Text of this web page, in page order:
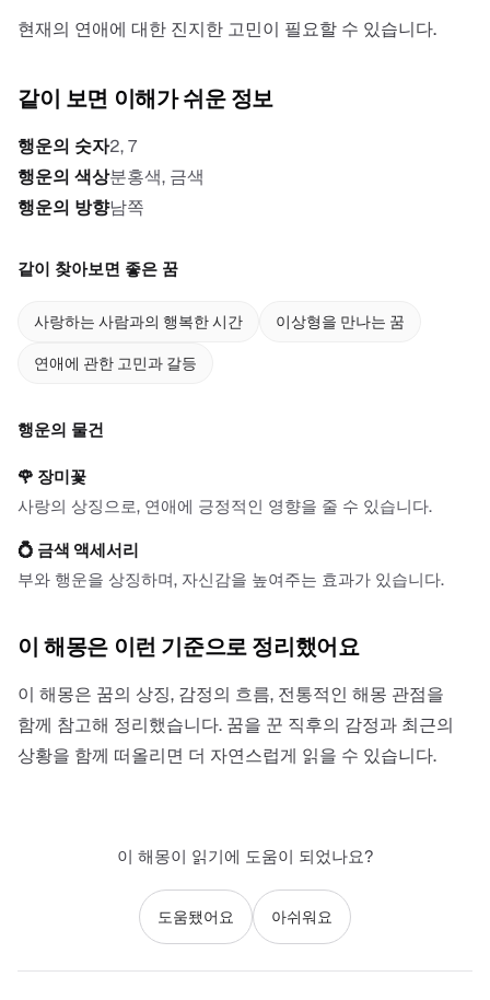
현재의 연애에 대한 진지한 고민이 필요할 수 있습니다.
같이 보면 이해가 쉬운 정보
행운의 숫자2, 7
행운의 색상분홍색, 금색
행운의 방향남쪽
같이 찾아보면 좋은 꿈
사랑하는 사람과의 행복한 시간 이상형을 만나는 꿈
연애에 관한 고민과 갈등
행운의 물건
🌹 장미꽃
사랑의 상징으로, 연애에 긍정적인 영향을 줄 수 있습니다.
💍 금색 액세서리
부와 행운을 상징하며, 자신감을 높여주는 효과가 있습니다.
이 해몽은 이런 기준으로 정리했어요
이 해몽은 꿈의 상징, 감정의 흐름, 전통적인 해몽 관점을
함께 참고해 정리했습니다. 꿈을 꾼 직후의 감정과 최근의
상황을 함께 떠올리면 더 자연스럽게 읽을 수 있습니다.
이 해몽이 읽기에 도움이 되었나요?
도움됐어요 아쉬워요